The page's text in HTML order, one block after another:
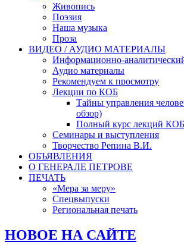
Живопись
Поэзия
Наша музыка
Проза
ВИДЕО / АУДИО МАТЕРИАЛЫ
Информационно-
Аудио материалы
Рекомендуем к просмотру
Лекции по КОБ
Тайны управления
обзор)
Полный курс лекций КОБ
Семинары и выступления
Творчество Репина В.И.
ОБЪЯВЛЕНИЯ
О ГЕНЕРАЛЕ ПЕТРОВЕ
ПЕЧАТЬ
«Мера за меру»
Спецвыпуски
Региональная печать
НОВОЕ НА САЙТЕ